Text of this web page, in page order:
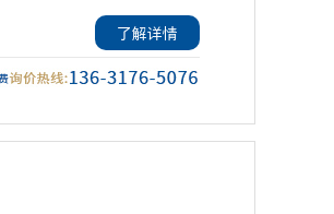
了解详情